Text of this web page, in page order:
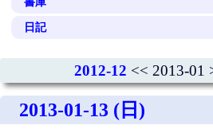
日記
2012-12 << 2013-01
2013-01-13 (日)